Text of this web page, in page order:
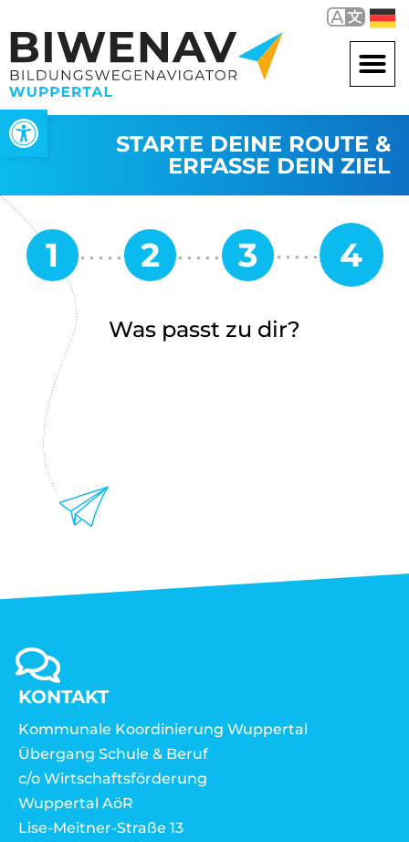
Werkzeugleiste öffnen
STARTE DEINE ROUTE &
ERFASSE DEIN ZIEL
Was passt zu dir?
KONTAKT
Kommunale Koordinierung Wuppertal
Übergang Schule & Beruf
c/o Wirtschaftsförderung
Wuppertal AöR
Lise-Meitner-Straße 13